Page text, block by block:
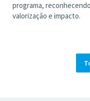
programa,
valorização e impacto.